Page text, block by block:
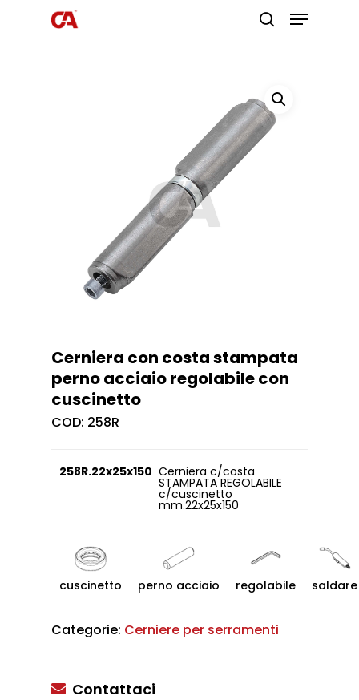
Cerniera con costa stampata
perno acciaio regolabile con
cuscinetto
COD: 258R
258R.22x25x150 Cerniera c/costa
STAMPATA REGOLABILE
c/cuscinetto
mm.22x25x150
cuscinetto perno acciaio regolabile saldare
Categorie: Cerniere per serramenti
Contattaci